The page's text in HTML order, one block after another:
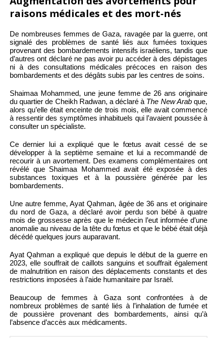
raisons médicales et des mort-nés
De nombreuses femmes de Gaza, ravagée par la guerre, ont
signalé des problèmes de santé liés aux fumées toxiques
provenant des bombardements intensifs israéliens, tandis que
d’autres ont déclaré ne pas avoir pu accéder à des dépistages
ni à des consultations médicales précoces en raison des
bombardements et des dégâts subis par les centres de soins.
Shaimaa Mohammed, une jeune femme de 26 ans originaire
du quartier de Cheikh Radwan, a déclaré à The New Arabque,
alors qu’elle était enceinte de trois mois, elle avait commencé
à ressentir des symptômes inhabituels qui l’avaient poussée à
consulter un spécialiste.
Ce dernier lui a expliqué que le fœtus avait cessé de se
développer à la septième semaine et lui a recommandé de
recourir à un avortement. Des examens complémentaires ont
révélé que Shaimaa Mohammed avait été exposée à des
substances toxiques et à la poussière générée par les
bombardements.
Une autre femme, Ayat Qahman, âgée de 36 ans et originaire
du nord de Gaza, a déclaré avoir perdu son bébé à quatre
mois de grossesse après que le médecin l’eut informée d’une
anomalie au niveau de la tête du fœtus et que le bébé était déjà
décédé quelques jours auparavant.
Ayat Qahman a expliqué que depuis le début de la guerre en
2023, elle souffrait de caillots sanguins et souffrait également
de malnutrition en raison des déplacements constants et des
restrictions imposées à l’aide humanitaire par Israël.
Beaucoup de femmes à Gaza sont confrontées à de
nombreux problèmes de santé liés à l’inhalation de fumée et
de poussière provenant des bombardements, ainsi qu’à
l’absence d’accès aux médicaments.